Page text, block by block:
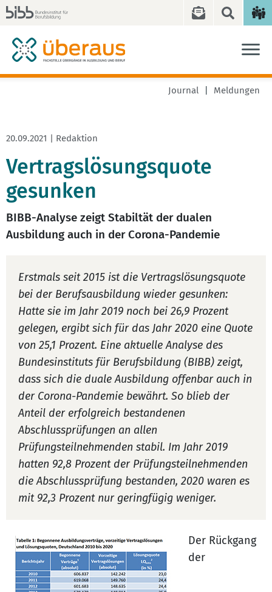
Journal Meldungen
20.09.2021 | Redaktion
Vertragslösungsquote
gesunken
BIBB-Analyse zeigt Stabiltät der dualen
Ausbildung auch in der Corona-Pandemie
Erstmals seit 2015 ist die Vertragslösungsquote
bei der Berufsausbildung wieder gesunken:
Hatte sie im Jahr 2019 noch bei 26,9 Prozent
gelegen, ergibt sich für das Jahr 2020 eine Quote
von 25,1 Prozent. Eine aktuelle Analyse des
Bundesinstituts für Berufsbildung (BIBB) zeigt,
dass sich die duale Ausbildung offenbar auch in
der Corona-Pandemie bewährt. So blieb der
Anteil der erfolgreich bestandenen
Abschlussprüfungen an allen
Prüfungsteilnehmenden stabil. Im Jahr 2019
hatten 92,8 Prozent der Prüfungsteilnehmenden
die Abschlussprüfung bestanden, 2020 waren es
mit 92,3 Prozent nur geringfügig weniger.
Der Rückgang
der